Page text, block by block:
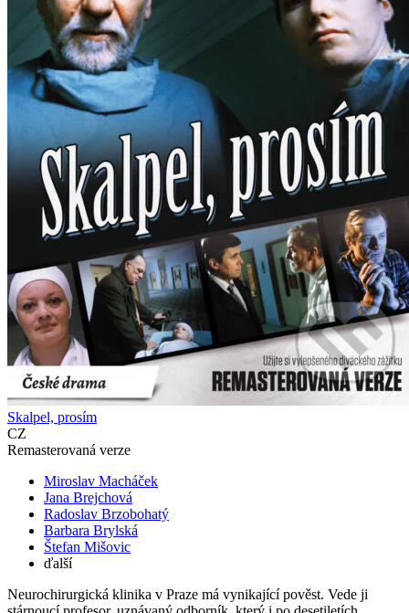
Skalpel, prosím
CZ
Remasterovaná verze
Miroslav Macháček
Jana Brejchová
Radoslav Brzobohatý
Barbara Brylská
Štefan Mišovic
ďalší
Neurochirurgická klinika v Praze má vynikající pověst. Vede ji